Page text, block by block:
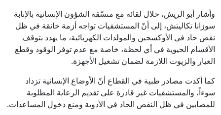
وأشار أبو الريش، خلال لقائه مع منسّقة الشؤون الإنسانية بالإنابة
سوزانا تكاليتش، إلى أنّ المستشفيات تواجه أزمة خانقة في ظل
نقص حاد في الأوكسجين والمولدات الكهربائية، ما يهدد بتوقف
الأقسام الحيوية في أي لحظة، خاصة مع عدم توفر الوقود وقطع
الغيار والزيوت اللازمة لضمان تشغيل الأجهزة.
كما أكدت مصادر طبية في القطاع أنّ الأوضاع الإنسانية تزداد
سوءاً، والمستشفيات غير قادرة على تقديم الرعاية المطلوبة
للمصابين في ظل النقص الحاد في الأدوية ومنع دخول المساعدات.